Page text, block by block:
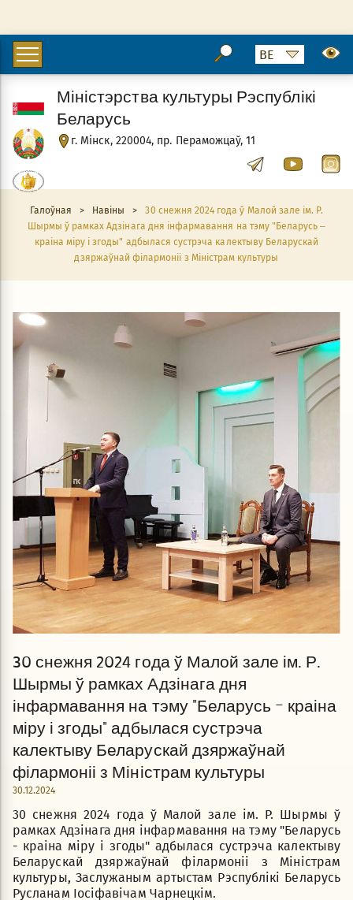
г. Мінск, 220004, пр. Пераможцаў, 11
Міністэрства культуры Рэспублікі
Беларусь
Галоўная > Навіны >
30 снежня 2024 года ў Малой зале ім. Р.
Шырмы ў рамках Адзінага дня інфармавання на тэму "Беларусь –
краіна міру і згоды" адбылася сустрэча калектыву Беларускай
дзяржаўнай філармоніі з Міністрам культуры
30 снежня 2024 года ў Малой зале ім. Р.
Шырмы ў рамках Адзінага дня
інфармавання на тэму "Беларусь – краіна
міру і згоды" адбылася сустрэча
калектыву Беларускай дзяржаўнай
філармоніі з Міністрам культуры
30.12.2024
30 снежня 2024 года ў Малой зале ім. Р. Шырмы ў
рамках Адзінага дня інфармавання на тэму "Беларусь
- краіна міру і згоды" адбылася сустрэча калектыву
Беларускай дзяржаўнай філармоніі з Міністрам
культуры, Заслужаным артыстам Рэспублікі Беларусь
Русланам Іосіфавічам Чарнецкім.